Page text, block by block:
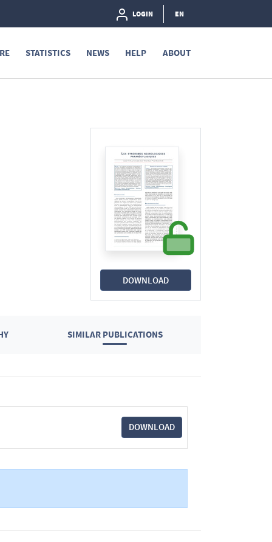
LOGIN EN
STATISTICS NEWS HELP ABOUT
DOWNLOAD
SIMILAR PUBLICATIONS
DOWNLOAD